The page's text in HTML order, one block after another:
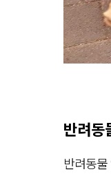
반려동
반려동